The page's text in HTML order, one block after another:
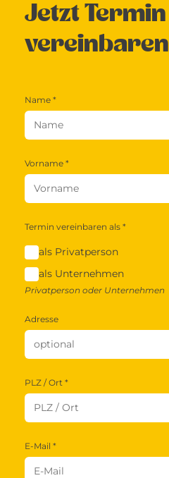
Jetzt Termin
vereinbaren
Name *
Vorname *
Termin vereinbaren als *
als Privatperson
als Unternehmen
Privatperson oder Unternehmen
Adresse
PLZ / Ort *
E-Mail *